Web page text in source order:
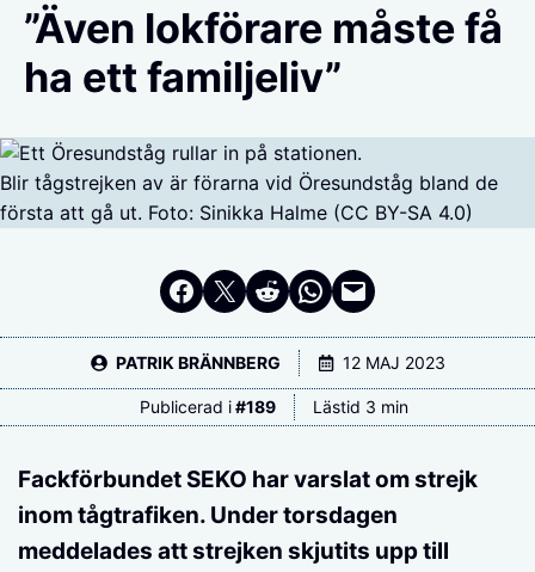
”Även lokförare måste få
ha ett familjeliv”
Blir tågstrejken av är förarna vid Öresundståg bland de
första att gå ut. Foto: Sinikka Halme (CC BY-SA 4.0)
Dela på Facebook
Dela på Twitter
Dela på RedditDela i WhatsApp
Maila en länk
PATRIK BRÄNNBERG 12 MAJ 2023
Publicerad i #189 Lästid 3 min
Fackförbundet SEKO har varslat om strejk
inom tågtrafiken. Under torsdagen
meddelades att strejken skjutits upp till